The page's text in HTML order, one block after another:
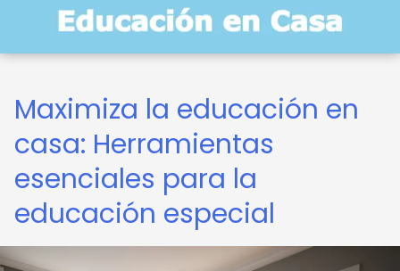
Maximiza la educación en
casa: Herramientas
esenciales para la
educación especial